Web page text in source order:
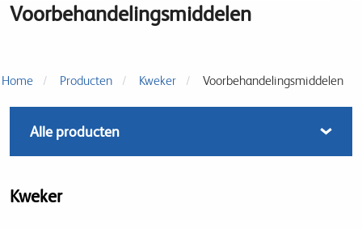
Voorbehandelingsmiddelen
Home Producten Kweker Voorbehandelingsmiddelen
Kweker